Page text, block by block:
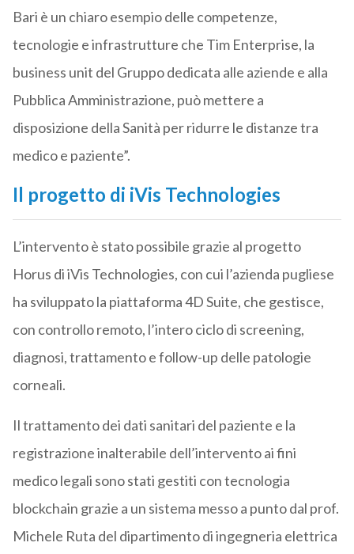
Bari è un chiaro esempio delle competenze,
tecnologie e infrastrutture che Tim Enterprise, la
business unit del Gruppo dedicata alle aziende e alla
Pubblica Amministrazione, può mettere a
disposizione della Sanità per ridurre le distanze tra
medico e paziente”.
Il progetto di iVis Technologies
L’intervento è stato possibile grazie al progetto
Horus di iVis Technologies, con cui l’azienda pugliese
ha sviluppato la piattaforma 4D Suite, che gestisce,
con controllo remoto, l’intero ciclo di screening,
diagnosi, trattamento e follow-up delle patologie
corneali.
Il trattamento dei dati sanitari del paziente e la
registrazione inalterabile dell’intervento ai fini
medico legali sono stati gestiti con tecnologia
blockchain grazie a un sistema messo a punto dal prof.
Michele Ruta del dipartimento di ingegneria elettrica